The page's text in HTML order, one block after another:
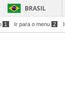
BRASIL
1 Ir para o menu 2